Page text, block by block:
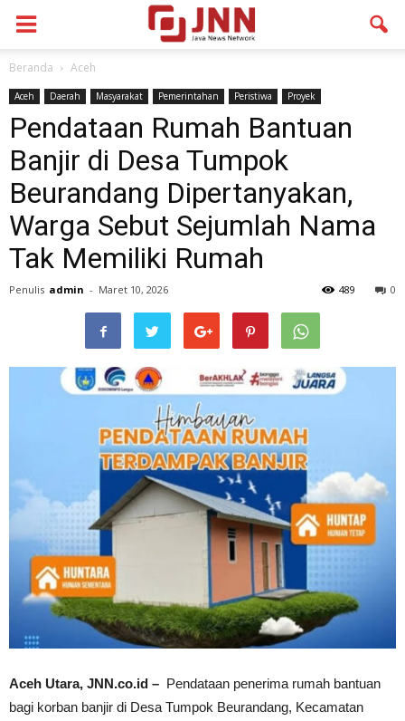
Beranda Aceh
Aceh Daerah Masyarakat Pemerintahan Peristiwa Proyek
Pendataan Rumah Bantuan
Banjir di Desa Tumpok
Beurandang Dipertanyakan,
Warga Sebut Sejumlah Nama
Tak Memiliki Rumah
Penulis admin - Maret 10, 2026 0
489
Aceh Utara, JNN.co.id – Pendataan penerima rumah bantuan
bagi korban banjir di Desa Tumpok Beurandang, Kecamatan